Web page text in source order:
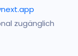
zugänglich